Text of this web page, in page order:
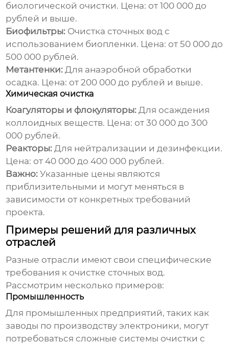
биологической очистки. Цена: от 100 000 до
рублей и выше.
Биофильтры: Очистка сточных вод с
использованием биопленки. Цена: от 50 000 до
500 000 рублей.
Метантенки: Для анаэробной обработки
осадка. Цена: от 200 000 до рублей и выше.
Химическая очистка
Коагуляторы и флокуляторы: Для осаждения
коллоидных веществ. Цена: от 30 000 до 300
000 рублей.
Реакторы: Для нейтрализации и дезинфекции.
Цена: от 40 000 до 400 000 рублей.
Важно: Указанные цены являются
приблизительными и могут меняться в
зависимости от конкретных требований
проекта.
Примеры решений для различных
отраслей
Разные отрасли имеют свои специфические
требования к очистке сточных вод.
Рассмотрим несколько примеров:
Промышленность
Для промышленных предприятий, таких как
заводы по производству электроники, могут
потребоваться сложные системы очистки с